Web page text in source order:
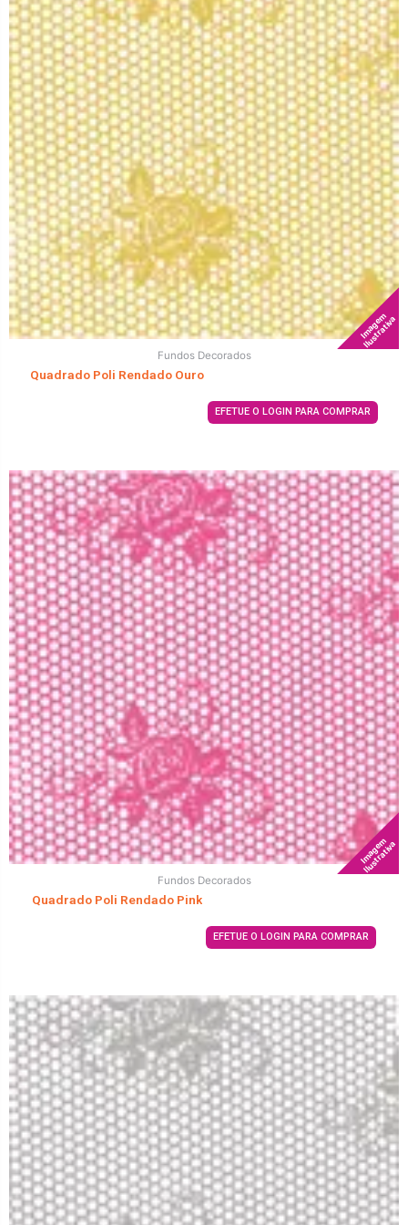
Imagem
Ilustrativa
Fundos Decorados
Quadrado Poli Rendado Ouro
EFETUE O LOGIN PARA COMPRAR
Imagem
Ilustrativa
Fundos Decorados
Quadrado Poli Rendado Pink
EFETUE O LOGIN PARA COMPRAR